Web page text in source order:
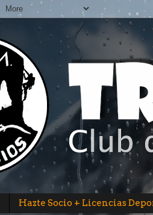
Hazte Socio + Licencias